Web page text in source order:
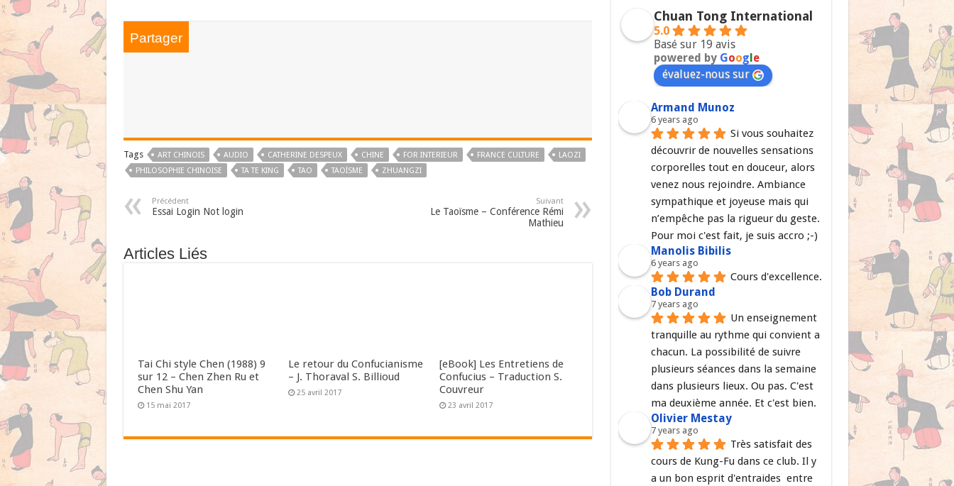
Partager
Tags ART CHINOIS AUDIO CATHERINE DESPEUX CHINE FOR INTERIEUR FRANCE CULTURE
LAOZI
PHILOSOPHIE CHINOISE
TA TE KING TAO TAOÏSME ZHUANGZI
Précédent
Essai Login Not login
Suivant
Le Taoïsme – Conférence Rémi
Mathieu
Articles Liés
Tai Chi style Chen (1988) 9
sur 12 – Chen Zhen Ru et
Chen Shu Yan
15 mai 2017
Le retour du Confucianisme
– J. Thoraval S. Billioud
25 avril 2017
[eBook] Les Entretiens de
Confucius – Traduction S.
Couvreur
23 avril 2017
Chuan Tong International
5.0
Basé sur 19 avis
powered by Goog e
évaluez-nous sur
Armand Munoz
6 years ago
Si vous souhaitez
découvrir de nouvelles sensations
corporelles tout en douceur, alors
venez nous rejoindre. Ambiance
sympathique et joyeuse mais qui
n’empêche pas la rigueur du geste.
Pour moi c'est fait, je suis accro ;-)
Manolis Bibilis
6 years ago
Cours d'excellence.
Bob Durand
7 years ago
Un enseignement
tranquille au rythme qui convient a
chacun. La possibilité de suivre
plusieurs séances dans la semaine
dans plusieurs lieux. Ou pas. C'est
ma deuxième année. Et c'est bien.
Olivier Mestay
7 years ago
Très satisfait des
cours de Kung-Fu dans ce club. Il y
a un bon esprit d'entraides  entre